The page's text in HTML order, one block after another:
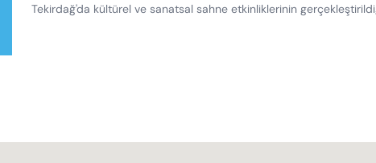
Tekirdağ'da kültürel ve sanatsal sahne etkinliklerinin